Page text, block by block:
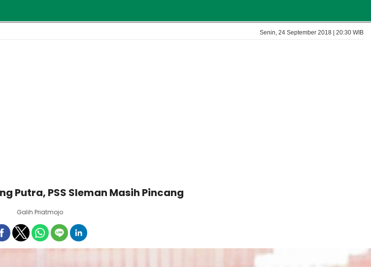
Senin, 24 September 2018 | 20:30 WIB
Putra, PSS Sleman Masih Pincang
Galih Priatmojo